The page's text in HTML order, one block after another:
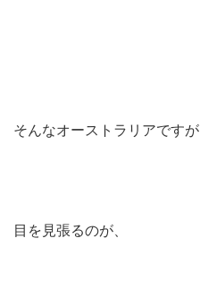
そんなオーストラリアですが
目を見張るのが、